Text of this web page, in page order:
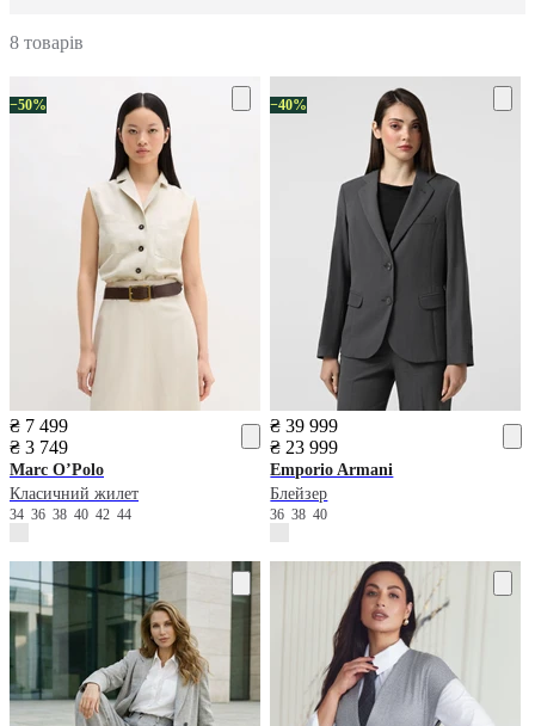
8 товарів
−50%
₴ 7 499
₴ 3 749
Marc O’Polo
Класичний жилет
34 36 38 40 42 44
−40%
₴ 39 999
₴ 23 999
Emporio Armani
Блейзер
363840